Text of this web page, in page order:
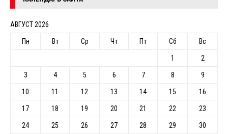
АВГУСТ 2026
Пн Вт Ср Чт Пт Сб Вс
1 2
3 4 5 6 7 8 9
10 11 12 13 14 15 16
17 18 19 20 21 22 23
24 25 26 27 28 29 30